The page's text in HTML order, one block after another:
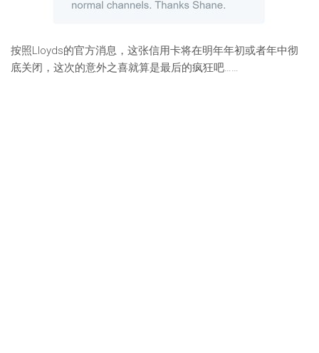
按照Lloyds的官方消息，这张信用卡将在明年年初或者年中彻
底关闭，这次的意外之喜就算是最后的疯狂吧……